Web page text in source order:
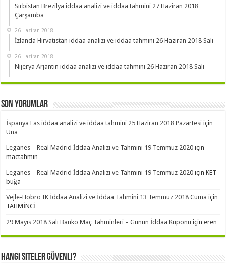
Sırbistan Brezilya iddaa analizi ve iddaa tahmini 27 Haziran 2018
Çarşamba
26 Haziran 2018
İzlanda Hırvatistan iddaa analizi ve iddaa tahmini 26 Haziran 2018 Salı
26 Haziran 2018
Nijerya Arjantin iddaa analizi ve iddaa tahmini 26 Haziran 2018 Salı
Son Yorumlar
İspanya Fas iddaa analizi ve iddaa tahmini 25 Haziran 2018 Pazartesi için
Una
Leganes – Real Madrid İddaa Analizi ve Tahmini 19 Temmuz 2020 için
mactahmin
Leganes – Real Madrid İddaa Analizi ve Tahmini 19 Temmuz 2020 içinKET
buğa
Vejle-Hobro IK İddaa Analizi ve İddaa Tahmini 13 Temmuz 2018 Cuma için
TAHMİNCİ
29 Mayıs 2018 Salı Banko Maç Tahminleri – Günün İddaa Kuponu içineren
Hangi Siteler Güvenli?